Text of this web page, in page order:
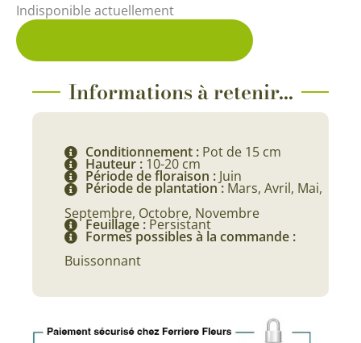
Indisponible actuellement
Informations à retenir...
Conditionnement : Pot de 15 cm
Hauteur : 10-20 cm
Période de floraison : Juin
Période de plantation : Mars, Avril, Mai,
Septembre, Octobre, Novembre
Feuillage : Persistant
Formes possibles à la commande :
Buissonnant